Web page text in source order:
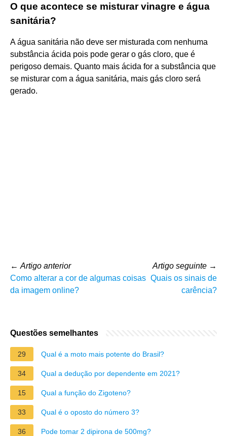
O que acontece se misturar vinagre e água
sanitária?
A água sanitária não deve ser misturada com nenhuma
substância ácida pois pode gerar o gás cloro, que é
perigoso demais. Quanto mais ácida for a substância que
se misturar com a água sanitária, mais gás cloro será
gerado.
← Artigo anterior
Como alterar a cor de algumas coisas
da imagem online?
Artigo seguinte →
Quais os sinais de
carência?
Questões semelhantes
29 Qual é a moto mais potente do Brasil?
34 Qual a dedução por dependente em 2021?
15 Qual a função do Zigoteno?
33 Qual é o oposto do número 3?
36 Pode tomar 2 dipirona de 500mg?